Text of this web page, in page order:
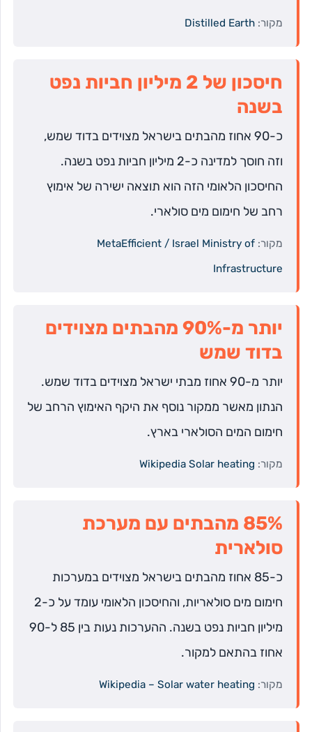
מקור: Distilled Earth
חיסכון של 2 מיליון חביות נפט
בשנה
כ-90 אחוז מהבתים בישראל מצוידים בדוד שמש,
וזה חוסך למדינה כ-2 מיליון חביות נפט בשנה.
החיסכון הלאומי הזה הוא תוצאה ישירה של אימוץ
רחב של חימום מים סולארי.
מקור: MetaEfficient / Israel Ministry of
Infrastructure
יותר מ-90% מהבתים מצוידים
בדוד שמש
יותר מ-90 אחוז מבתי ישראל מצוידים בדוד שמש.
הנתון מאשר ממקור נוסף את היקף האימוץ הרחב של
חימום המים הסולארי בארץ.
מקור: Wikipedia Solar heating
85% מהבתים עם מערכת
סולארית
כ-85 אחוז מהבתים בישראל מצוידים במערכות
חימום מים סולאריות, והחיסכון הלאומי עומד על כ-2
מיליון חביות נפט בשנה. ההערכות נעות בין 85 ל-90
אחוז בהתאם למקור.
מקור: Wikipedia – Solar water heating